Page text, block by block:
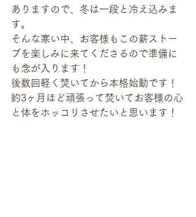
ありますので、冬は一段と冷え込みま
す。
そんな寒い中、お客様もこの薪ストー
ブを楽しみに来てくださるので準備に
も念が入ります！
後数回軽く焚いてから本格始動です！
約3ヶ月ほど頑張って焚いてお客様の心
と体をホッコリさせたいと思います！